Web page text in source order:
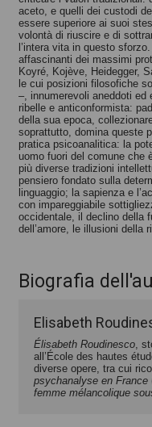
aceto, e quelli dei custodi
essere superiore ai suoi
volontà di riuscire e di
l’intera vita in questo
affascinanti dei massimi
Koyré, Kojève, Heidegger,
le cui posizioni filosofiche
–, innumerevoli aneddoti ed
ribelle e anticonformista:
della sua epoca,
soprattutto, domina queste
pratica psicoanalitica: la
uomo fuori del comune che
più diverse tradizioni
pensiero fondato sulla
linguaggio; la sapienza e
con impareggiabile
occidentale, il declino della
dell’amore, le illusioni della
Biografia
Elisabeth
Élisabeth Roudinesco,
all’École des hautes
diverse opere, tra cui
psychanalyse en France
femme mélancolique